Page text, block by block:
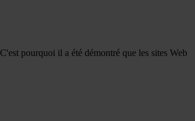
pourquoi il a été démontré que les sites Web